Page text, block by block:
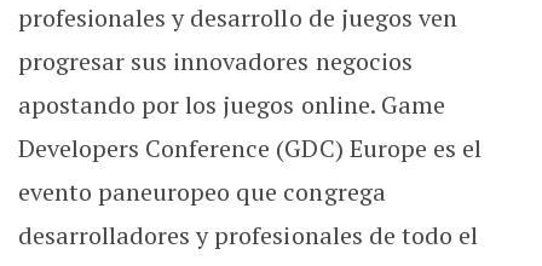
profesionales y desarrollo de juegos ven
progresar sus innovadores negocios
apostando por los juegos online. Game
Developers Conference (GDC) Europe es el
evento paneuropeo que congrega
desarrolladores y profesionales de todo el